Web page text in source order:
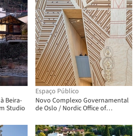
Beira-
Studio
Espaço Público
Novo Complexo Governamental
de Oslo / Nordic Office of